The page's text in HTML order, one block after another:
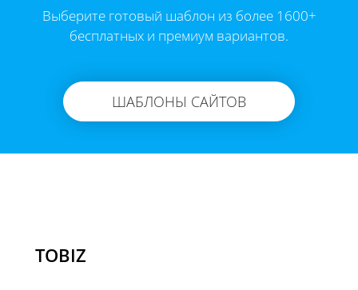
Выберите готовый шаблон из более 1600+
бесплатных и премиум вариантов.
ШАБЛОНЫ САЙТОВ
TOBIZ